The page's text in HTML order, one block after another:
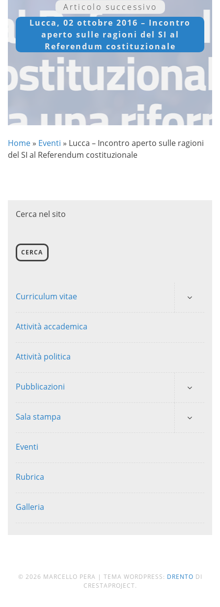
Articolo successivo
Lucca, 02 ottobre 2016 – Incontro
aperto sulle ragioni del SI al
Referendum costituzionale
Home » Eventi » Lucca – Incontro aperto sulle ragioni
del SI al Referendum costituzionale
Cerca nel sito
CERCA
Curriculum vitae
Attività accademica
Attività politica
Pubblicazioni
Sala stampa
Eventi
Rubrica
Galleria
© 2026 MARCELLO PERA | TEMA WORDPRESS: DRENTO DI
CRESTAPROJECT.